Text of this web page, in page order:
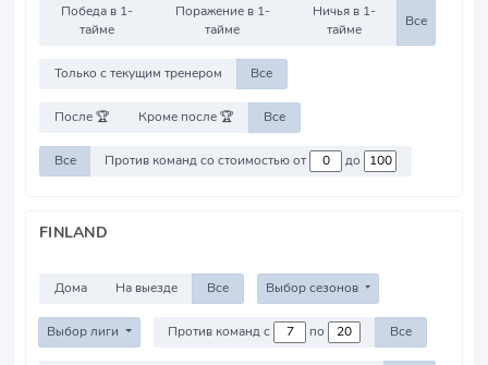
Победа в 1-
тайме
Поражение в 1-
тайме
Ничья в 1-
тайме
Все
Только с текущим тренером Все
После 🏆 Кроме после 🏆 Все
Все Против команд со стоимостью от до
FINLAND
Дома На выезде Все Выбор сезонов
Выбор лиги Против команд с по Все